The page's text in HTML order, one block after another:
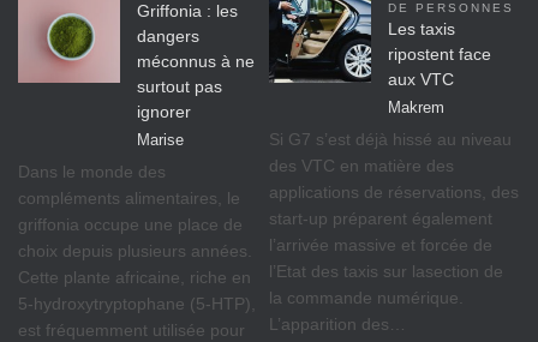
Griffonia : les
dangers
méconnus à ne
surtout pas
ignorer
Marise
Dans le monde des
compléments alimentaires, le
griffonia occupe une place de
choix depuis plusieurs années.
Cette plante africaine, riche en
5-hydroxytryptophane (5-HTP),
est fréquemment utilisée pour
DE PERSONNES
Les taxis
ripostent face
aux VTC
Makrem
Si G7 s’est déjà hissé au niveau
des VTC en matière des
applications de réservations, des
start-up préparent également
l’arrivée massive et forcée de
l’Etat des taxis sur lasection de
la commande numérique.
L’apparition des…